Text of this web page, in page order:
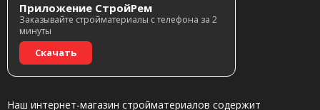
Приложение СтройРем
Заказывайте стройматериалы с телефона за 2
минуты
Скачать
Наш интернет-магазин стройматериалов содержит